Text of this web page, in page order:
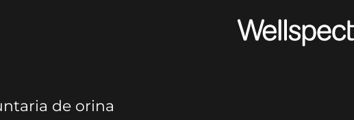
Wellspect
de orina